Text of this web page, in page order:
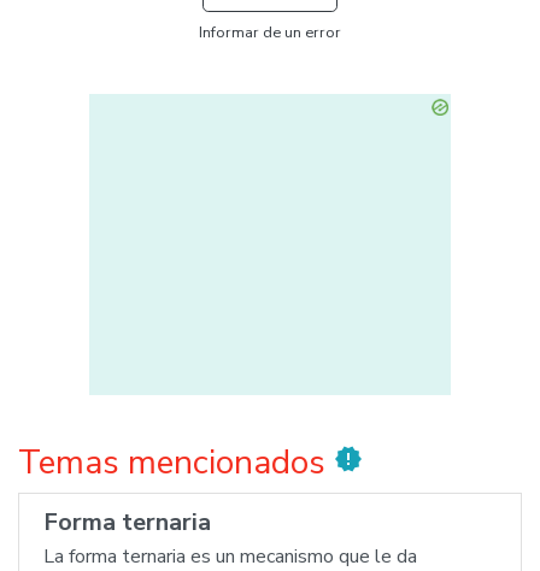
Informar de un error
Temas mencionados new_releases
Forma ternaria
La forma ternaria es un mecanismo que le da